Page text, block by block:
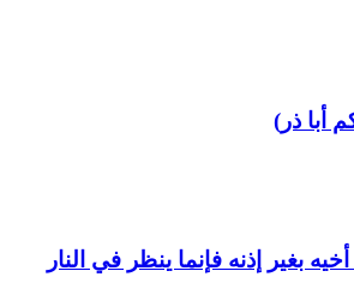
أبا ذر)
بغير إذنه فإنما ينظر في النار